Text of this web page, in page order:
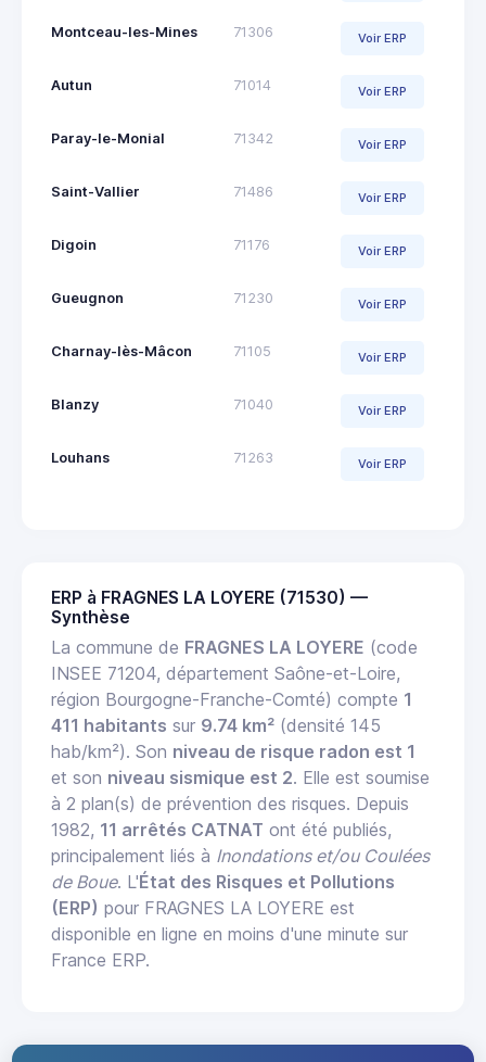
Montceau-les-Mines 71306 Voir ERP
Autun 71014 Voir ERP
Paray-le-Monial 71342 Voir ERP
Saint-Vallier 71486 Voir ERP
Digoin 71176 Voir ERP
Gueugnon 71230 Voir ERP
Charnay-lès-Mâcon 71105 Voir ERP
Blanzy 71040 Voir ERP
Louhans 71263 Voir ERP
ERP à FRAGNES LA LOYERE (71530) —
Synthèse
La commune de FRAGNES LA LOYERE (code
INSEE 71204, département Saône-et-Loire,
région Bourgogne-Franche-Comté) compte 1
411 habitants sur 9.74 km² (densité 145
hab/km²). Son niveau de risque radon est 1
et son niveau sismique est 2. Elle est soumise
à 2 plan(s) de prévention des risques. Depuis
1982, 11 arrêtés CATNAT ont été publiés,
principalement liés à Inondations et/ou Coulées
de Boue. L'État des Risques et Pollutions
(ERP) pour FRAGNES LA LOYERE est
disponible en ligne en moins d'une minute sur
France ERP.